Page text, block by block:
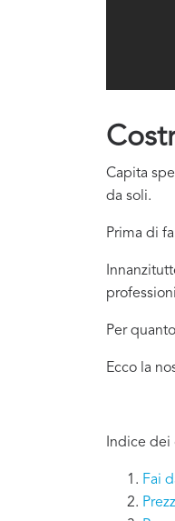
Capita
da soli.
Prima di
Per
Ecco la
Indice dei
Fai